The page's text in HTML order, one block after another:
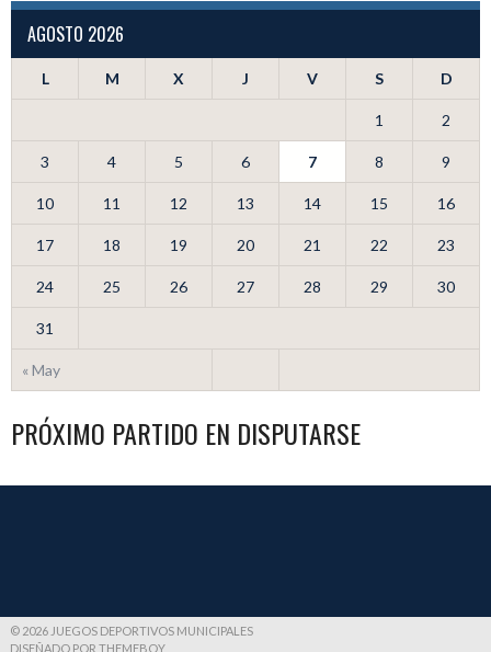
AGOSTO 2026
L M X J V S D
« May
1 2
3 4 5 6 7 8 9
10 11 12 13 14 15 16
17 18 19 20 21 22 23
24 25 26 27 28 29 30
31
PRÓXIMO PARTIDO EN DISPUTARSE
© 2026 JUEGOS DEPORTIVOS MUNICIPALES
DISEÑADO POR THEMEBOY